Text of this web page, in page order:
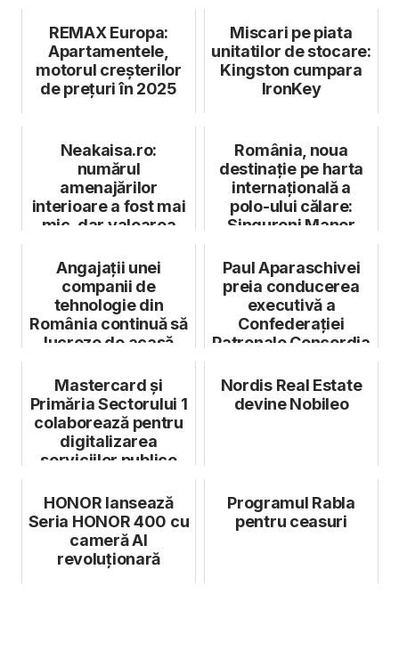
REMAX Europa:
Apartamentele,
motorul creșterilor
de prețuri în 2025
Miscari pe piata
unitatilor de stocare:
Kingston cumpara
IronKey
Neakaisa.ro:
numărul
amenajărilor
interioare a fost mai
mic, dar valoarea
în 2...
România, noua
destinație pe harta
internațională a
polo-ului călare:
Singureni Manor
Angajații unei
companii de
tehnologie din
România continuă să
lucreze de acasă
Paul Aparaschivei
preia conducerea
executivă a
Confederației
Patronale Concordia
Mastercard și
Primăria Sectorului 1
colaborează pentru
digitalizarea
serviciilor publice
Nordis Real Estate
devine Nobileo
HONOR lansează
Seria HONOR 400 cu
cameră AI
revoluționară
Programul Rabla
pentru ceasuri